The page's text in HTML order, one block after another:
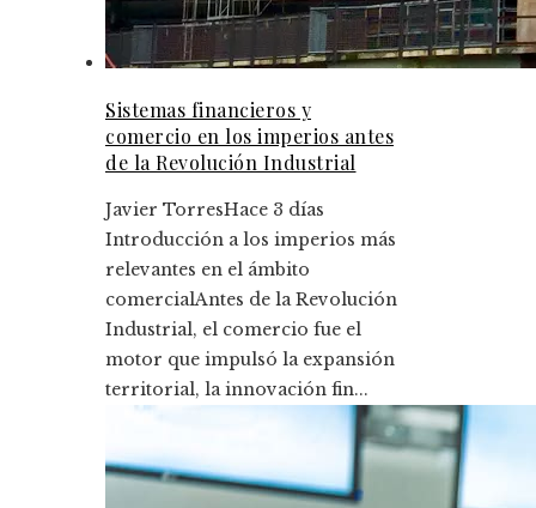
Sistemas financieros y
comercio en los imperios antes
de la Revolución Industrial
Javier TorresHace 3 días
Introducción a los imperios más
relevantes en el ámbito
comercialAntes de la Revolución
Industrial, el comercio fue el
motor que impulsó la expansión
territorial, la innovación fin...